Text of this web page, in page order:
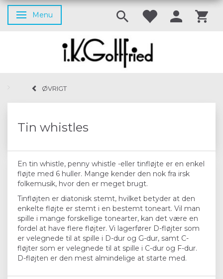
Skifte navigation
Menu
ØVRIGT
Tin whistles
En tin whistle, penny whistle -eller tinfløjte er en enkel
fløjte med 6 huller. Mange kender den nok fra irsk
folkemusik, hvor den er meget brugt.
Tinfløjten er diatonisk stemt, hvilket betyder at den
enkelte fløjte er stemt i en bestemt toneart. Vil man
spille i mange forskellige tonearter, kan det være en
fordel at have flere fløjter. Vi lagerfører D-fløjter som
er velegnede til at spille i D-dur og G-dur, samt C-
fløjter som er velegnede til at spille i C-dur og F-dur.
D-fløjten er den mest almindelige at starte med.